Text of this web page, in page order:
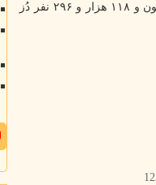
تا حالا ۶۴ میلیون و ۷۵۳ هزار و ۳۴۹ نفر دُز اول، ۵۸ میلیون و ۱۱۸ هزار و ۲۹۶ نفر دُز